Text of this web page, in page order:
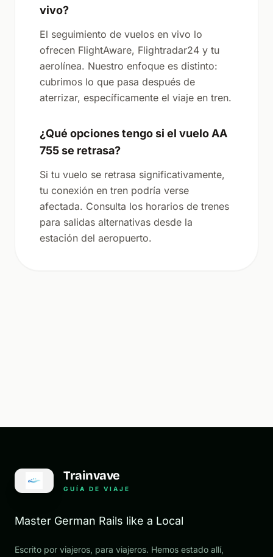
vivo?
El seguimiento de vuelos en vivo lo
ofrecen FlightAware, Flightradar24 y tu
aerolínea. Nuestro enfoque es distinto:
cubrimos lo que pasa después de
aterrizar, específicamente el viaje en tren.
¿Qué opciones tengo si el vuelo AA
755 se retrasa?
Si tu vuelo se retrasa significativamente,
tu conexión en tren podría verse
afectada. Consulta los horarios de trenes
para salidas alternativas desde la
estación del aeropuerto.
Trainvave
GUÍA DE VIAJE
Master German Rails like a Local
Escrito por viajeros, para viajeros. Hemos estado allí,